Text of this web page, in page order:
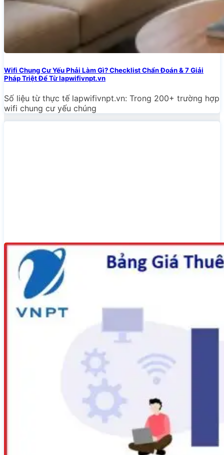
Wifi Chung Cư Yếu Phải Làm Gì? Checklist Chẩn Đoán & 7 Giải
Pháp Triệt Để Từ lapwifivnpt.vn
Số liệu từ thực tế lapwifivnpt.vn: Trong 200+ trường hợp
wifi chung cư yếu chúng